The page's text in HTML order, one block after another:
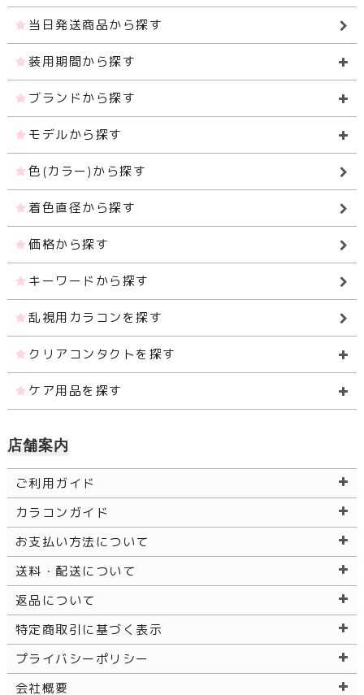
当日発送商品から探す
装用期間から探す
ブランドから探す
モデルから探す
色(カラー)から探す
着色直径から探す
価格から探す
キーワードから探す
乱視用カラコンを探す
クリアコンタクトを探す
ケア用品を探す
店舗案内
ご利用ガイド
カラコンガイド
お支払い方法について
送料・配送について
返品について
特定商取引に基づく表示
プライバシーポリシー
会社概要